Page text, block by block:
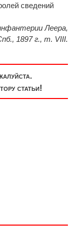
сведений
Леера,
1897 г., т. VIII.
статьи!